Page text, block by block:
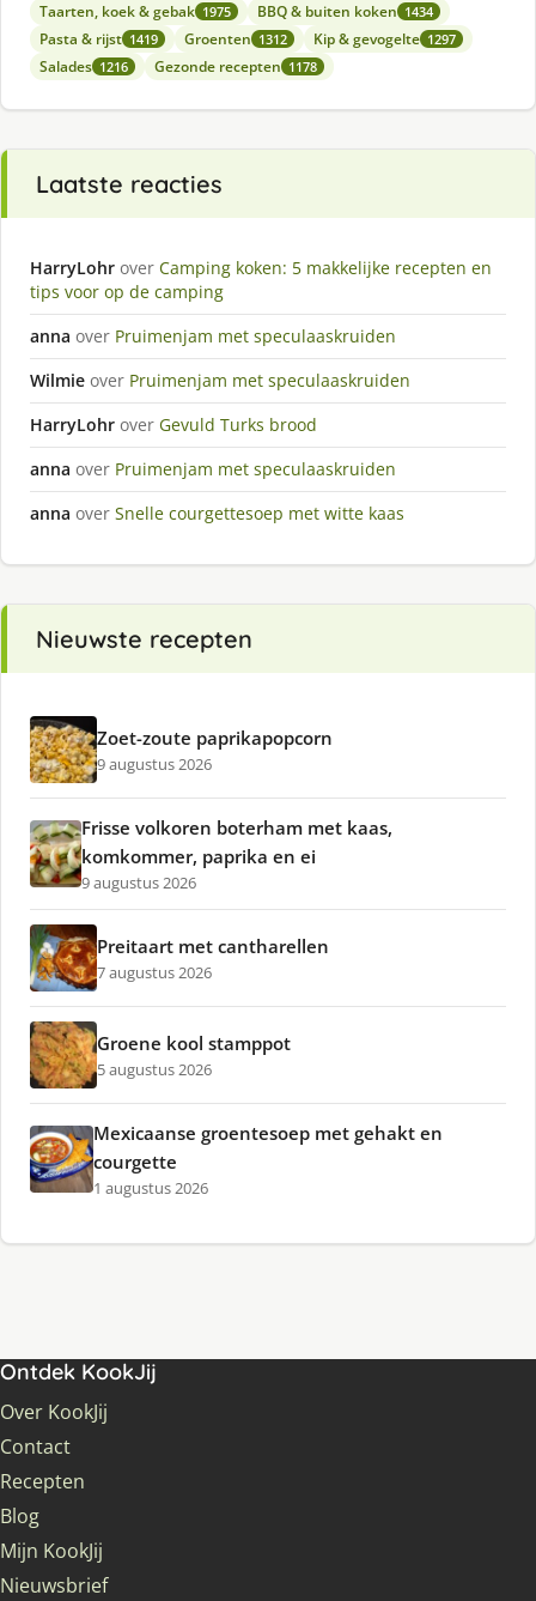
Taarten, koek & gebak 1975 BBQ & buiten koken 1434
Pasta & rijst 1419 Groenten 1312 Kip & gevogelte 1297
Salades 1216 Gezonde recepten 1178
Laatste reacties
HarryLohr over Camping koken: 5 makkelijke recepten en
tips voor op de camping
anna over Pruimenjam met speculaaskruiden
Wilmie over Pruimenjam met speculaaskruiden
HarryLohr over Gevuld Turks brood
anna over Pruimenjam met speculaaskruiden
anna over Snelle courgettesoep met witte kaas
Nieuwste recepten
Zoet-zoute paprikapopcorn
9 augustus 2026
Frisse volkoren boterham met kaas,
komkommer, paprika en ei
9 augustus 2026
Preitaart met cantharellen
7 augustus 2026
Groene kool stamppot
5 augustus 2026
Mexicaanse groentesoep met gehakt en
courgette
1 augustus 2026
Ontdek KookJij
Over KookJij
Contact
Recepten
Blog
Mijn KookJij
Nieuwsbrief